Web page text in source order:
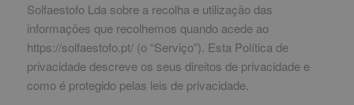
Solfaestofo Lda sobre a recolha e utilização das
informações que recolhemos quando acede ao
https://solfaestofo.pt/ (o “Serviço”). Esta Política de
privacidade descreve os seus direitos de privacidade e
como é protegido pelas leis de privacidade.